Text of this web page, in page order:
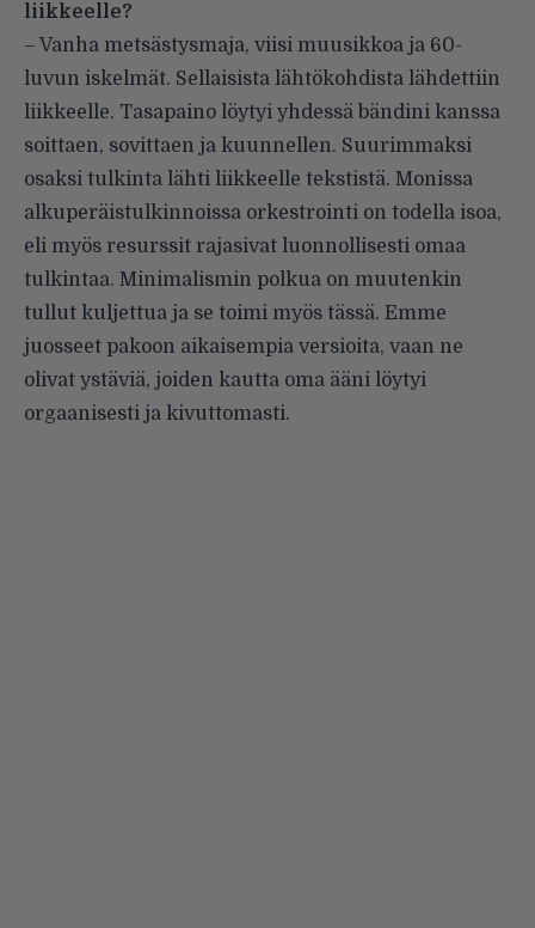
liikkeelle?
– Vanha metsästysmaja, viisi muusikkoa ja 60-
luvun iskelmät. Sellaisista lähtökohdista lähdettiin
liikkeelle. Tasapaino löytyi yhdessä bändini kanssa
soittaen, sovittaen ja kuunnellen. Suurimmaksi
osaksi tulkinta lähti liikkeelle tekstistä. Monissa
alkuperäistulkinnoissa orkestrointi on todella isoa,
eli myös resurssit rajasivat luonnollisesti omaa
tulkintaa. Minimalismin polkua on muutenkin
tullut kuljettua ja se toimi myös tässä. Emme
juosseet pakoon aikaisempia versioita, vaan ne
olivat ystäviä, joiden kautta oma ääni löytyi
orgaanisesti ja kivuttomasti.